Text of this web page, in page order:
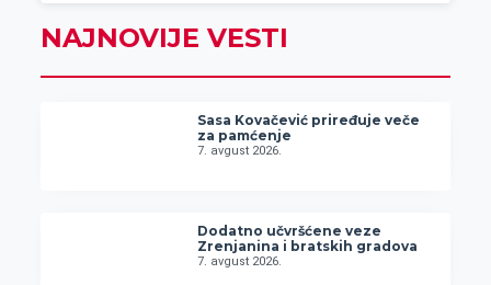
NAJNOVIJE VESTI
Sasa Kovačević priređuje veče
za pamćenje
7. avgust 2026.
Dodatno učvršćene veze
Zrenjanina i bratskih gradova
7. avgust 2026.